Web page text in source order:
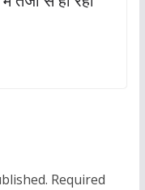
Required